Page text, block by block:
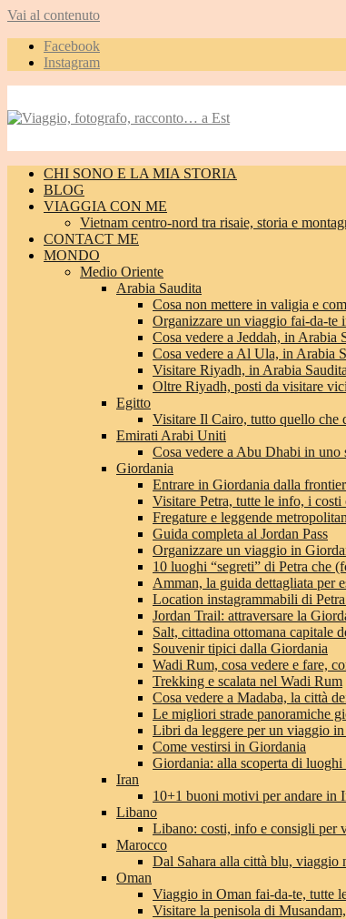
Vai al contenuto
Facebook
Instagram
CHI SONO E LA MIA STORIA
BLOG
VIAGGIA CON ME
Vietnam centro-nord tra risaie, storia e
CONTACT ME
MONDO
Medio Oriente
Arabia Saudita
Cosa non mettere in valigia e
Organizzare un viaggio fai-da-te
Cosa vedere a Jeddah, in Arabia
Cosa vedere a Al Ula, in Arabia
Visitare Riyadh, in Arabia Saudita
Oltre Riyadh, posti da visitare
Egitto
Visitare Il Cairo, tutto quello che
Emirati Arabi Uniti
Cosa vedere a Abu Dhabi in
Giordania
Entrare in Giordania dalla
Visitare Petra, tutte le info, i costi
Fregature e leggende
Guida completa al Jordan Pass
Organizzare un viaggio in
10 luoghi “segreti” di Petra che
Amman, la guida dettagliata per
Location instagrammabili di
Jordan Trail: attraversare la
Salt, cittadina ottomana capitale
Souvenir tipici dalla Giordania
Wadi Rum, cosa vedere e fare,
Trekking e scalata nel Wadi Rum
Cosa vedere a Madaba, la città
Le migliori strade panoramiche
Libri da leggere per un viaggio
Come vestirsi in Giordania
Giordania: alla scoperta di
Iran
10+1 buoni motivi per andare in
Libano
Libano: costi, info e consigli per
Marocco
Dal Sahara alla città blu, viaggio
Oman
Viaggio in Oman fai-da-te, tutte
Visitare la penisola di